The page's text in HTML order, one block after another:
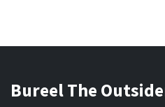
Bureel The